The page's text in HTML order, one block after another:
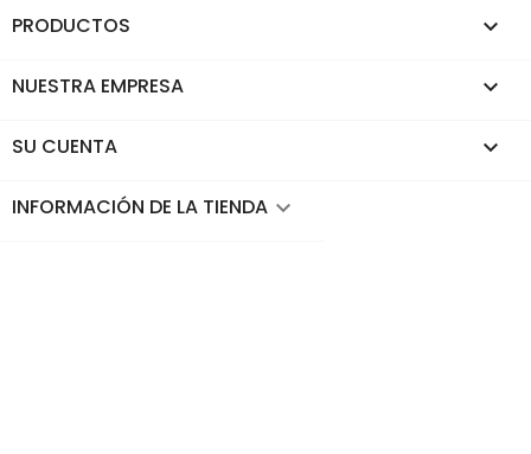
PRODUCTOS 
NUESTRA EMPRESA 
SU CUENTA 
INFORMACIÓN DE LA TIENDA keyboard_arrow_down